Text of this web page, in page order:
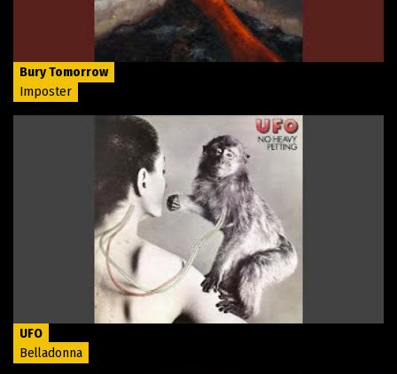
Bury Tomorrow
Imposter
UFO
Belladonna